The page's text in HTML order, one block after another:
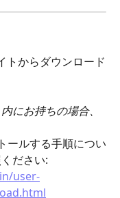
トからダウンロード
にお持ちの場合、
ールする手順につい
ださい:
user-